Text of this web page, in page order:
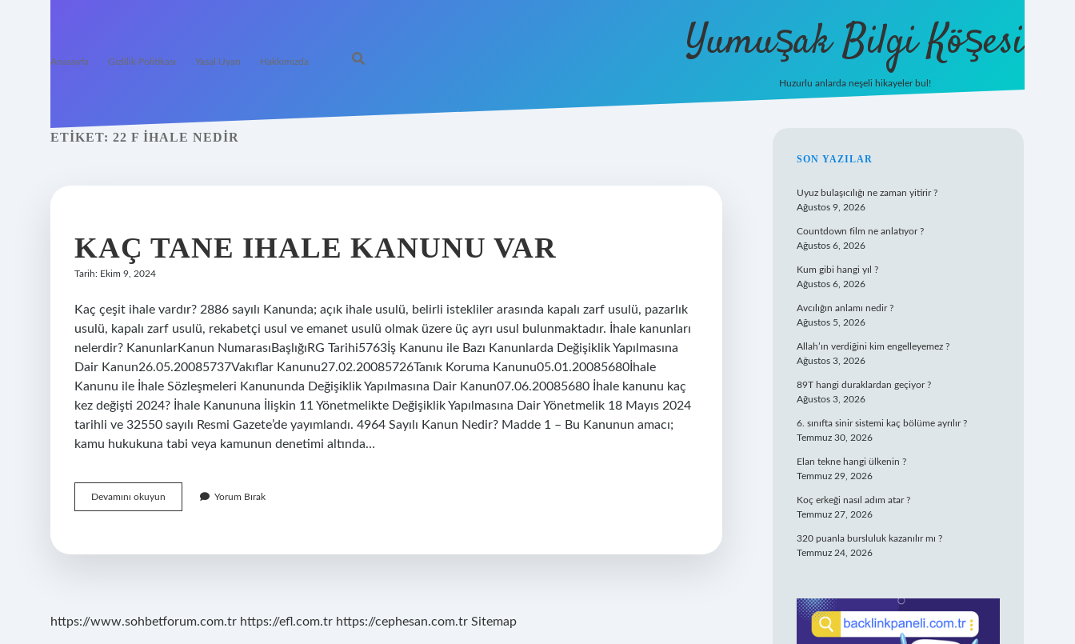
Anasayfa Gizlilik Politikası Yasal Uyarı Hakkımızda Yumuşak Bilgi Köşesi
Huzurlu anlarda neşeli hikayeler bul!
ETIKET: 22 F IHALE NEDIR
KAÇ TANE IHALE KANUNU VAR
Tarih: Ekim 9, 2024
Kaç çeşit ihale vardır? 2886 sayılı Kanunda; açık ihale usulü, belirli istekliler arasında kapalı zarf usulü, pazarlık
usulü, kapalı zarf usulü, rekabetçi usul ve emanet usulü olmak üzere üç ayrı usul bulunmaktadır. İhale kanunları
nelerdir? KanunlarKanun NumarasıBaşlığıRG Tarihi5763İş Kanunu ile Bazı Kanunlarda Değişiklik Yapılmasına
Dair Kanun26.05.20085737Vakıflar Kanunu27.02.20085726Tanık Koruma Kanunu05.01.20085680İhale
Kanunu ile İhale Sözleşmeleri Kanununda Değişiklik Yapılmasına Dair Kanun07.06.20085680 İhale kanunu kaç
kez değişti 2024? İhale Kanununa İlişkin 11 Yönetmelikte Değişiklik Yapılmasına Dair Yönetmelik 18 Mayıs 2024
tarihli ve 32550 sayılı Resmi Gazete’de yayımlandı. 4964 Sayılı Kanun Nedir? Madde 1 – Bu Kanunun amacı;
kamu hukukuna tabi veya kamunun denetimi altında…
Devamını okuyun
Tane
Var
Yorum Bırak
https://www.sohbetforum.com.tr https://efl.com.tr https://cephesan.com.tr Sitemap
SIDEBAR
SON YAZILAR
Uyuz bulaşıcılığı ne zaman yitirir ?
Ağustos 9, 2026
Countdown film ne anlatıyor ?
Ağustos 6, 2026
Kum gibi hangi yıl ?
Ağustos 6, 2026
Avcılığın anlamı nedir ?
Ağustos 5, 2026
Allah’ın verdiğini kim engelleyemez ?
Ağustos 3, 2026
89T hangi duraklardan geçiyor ?
Ağustos 3, 2026
6. sınıfta sinir sistemi kaç bölüme ayrılır ?
Temmuz 30, 2026
Elan tekne hangi ülkenin ?
Temmuz 29, 2026
Koç erkeği nasıl adım atar ?
Temmuz 27, 2026
320 puanla bursluluk kazanılır mı ?
Temmuz 24, 2026